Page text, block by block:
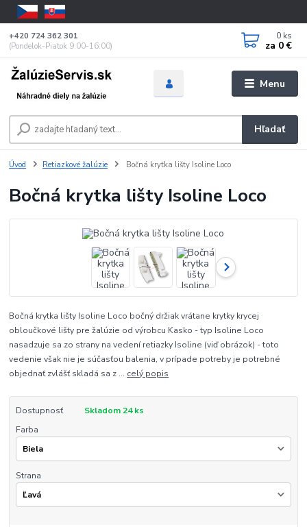
Menu
Hľadať
+420 724 362 301
(Pondelok-Piatok 9:00-16:00)
0 ks
za 0 €
Úvod Retiazkové žalúzie Bočná krytka lišty Isoline Loco
Bočná krytka lišty Isoline Loco
Bočná krytka lišty Isoline Loco bočný držiak vrátane krytky krycej
obloučkové lišty pre žalúzie od výrobcu Kasko - typ Isoline Loco
nasadzuje sa zo strany na vedení retiazky Isoline (viď obrázok) - toto
vedenie však nie je súčasťou balenia, v prípade potreby je potrebné
objednať zvlášť skladá sa z ... celý popis
Dostupnosť
Skladom 24 ks
Farba
Strana